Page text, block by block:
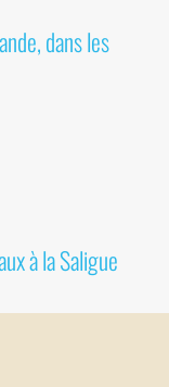
dans les
à la Saligue